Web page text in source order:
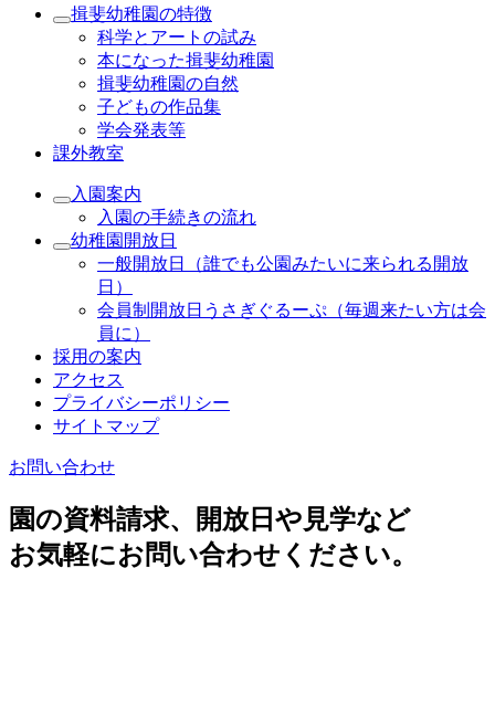
揖斐幼稚園の特徴
科学とアートの試み
本になった揖斐幼稚園
揖斐幼稚園の自然
子どもの作品集
学会発表等
課外教室
入園案内
入園の手続きの流れ
幼稚園開放日
一般開放日（誰でも公園みたいに来られる開放
日）
会員制開放日うさぎぐるーぷ（毎週来たい方は会
員に）
採用の案内
アクセス
プライバシーポリシー
サイトマップ
お問い合わせ
園の資料請求、開放日や見学など
お気軽にお問い合わせください。